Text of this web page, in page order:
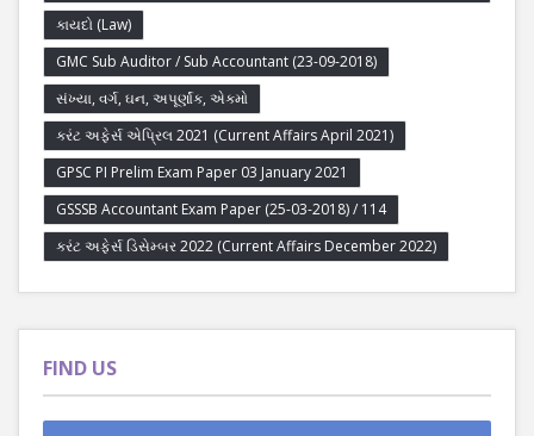
કાયદો (Law)
GMC Sub Auditor / Sub Accountant (23-09-2018)
સંખ્યા, વર્ગ, ઘન, અપૂર્ણાંક, એકમો
કરંટ અફેર્સ એપ્રિલ 2021 (Current Affairs April 2021)
GPSC PI Prelim Exam Paper 03 January 2021
GSSSB Accountant Exam Paper (25-03-2018) / 114
કરંટ અફેર્સ ડિસેમ્બર 2022 (Current Affairs December 2022)
FIND US